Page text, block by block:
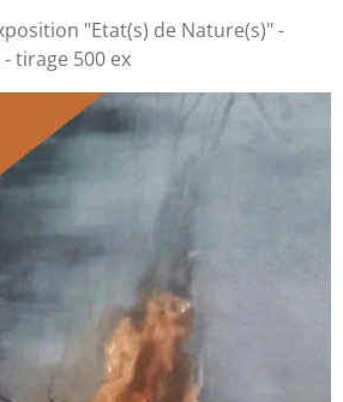
"Etat(s) de Nature(s)" -
tirage 500 ex